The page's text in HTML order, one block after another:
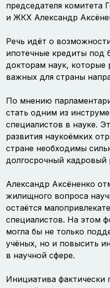
председателя комитета
и ЖКХ Александр
Речь идёт о
ипотечные кредиты под
докторам наук, которые
важных для страны
По мнению
стать одним из
специалистов в науке.
развития наукоёмких
стране необходимы
долгосрочный кадровый
Александр Аксёненко
жилищного вопроса
остаётся
специалистов. На этом
могла бы не только
учёных, но и повысить
в научной сфере.
Инициатива фактически